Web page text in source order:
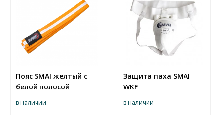
Пояс SMAI желтый с
белой полосой
в наличии
Защита паха SMAI
WKF
в наличии